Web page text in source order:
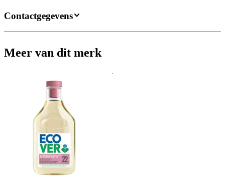
Contactgegevens
Meer van dit merk